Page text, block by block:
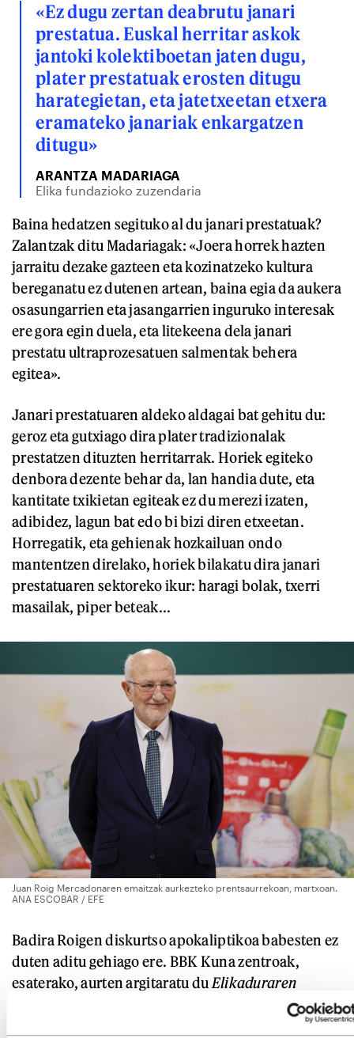
«Ez dugu zertan deabrutu janari
prestatua. Euskal herritar askok
jantoki kolektiboetan jaten dugu,
plater prestatuak erosten ditugu
harategietan, eta jatetxeetan etxera
eramateko janariak enkargatzen
ditugu»
ARANTZA MADARIAGA
Elika fundazioko zuzendaria
Baina hedatzen segituko al du janari prestatuak?
Zalantzak ditu Madariagak: «Joera horrek hazten
jarraitu dezake gazteen eta kozinatzeko kultura
bereganatu ez dutenen artean, baina egia da aukera
osasungarrien eta jasangarrien inguruko interesak
ere gora egin duela, eta litekeena dela janari
prestatu ultraprozesatuen salmentak behera
egitea».
Janari prestatuaren aldeko aldagai bat gehitu du:
geroz eta gutxiago dira plater tradizionalak
prestatzen dituzten herritarrak. Horiek egiteko
denbora dezente behar da, lan handia dute, eta
kantitate txikietan egiteak ez du merezi izaten,
adibidez, lagun bat edo bi bizi diren etxeetan.
Horregatik, eta gehienak hozkailuan ondo
mantentzen direlako, horiek bilakatu dira janari
prestatuaren sektoreko ikur: haragi bolak, txerri
masailak, piper beteak...
Juan Roig Mercadonaren emaitzak aurkezteko prentsaurrekoan, martxoan.
ANA ESCOBAR / EFE
Badira Roigen diskurtso apokaliptikoa babesten ez
duten aditu gehiago ere. BBK Kuna zentroak,
esaterako, aurten argitaratu du Elikaduraren
izeneko inkesta, eta han argi dio:
elkarrizketatu gehienek (%73,6) diote murriztu egin